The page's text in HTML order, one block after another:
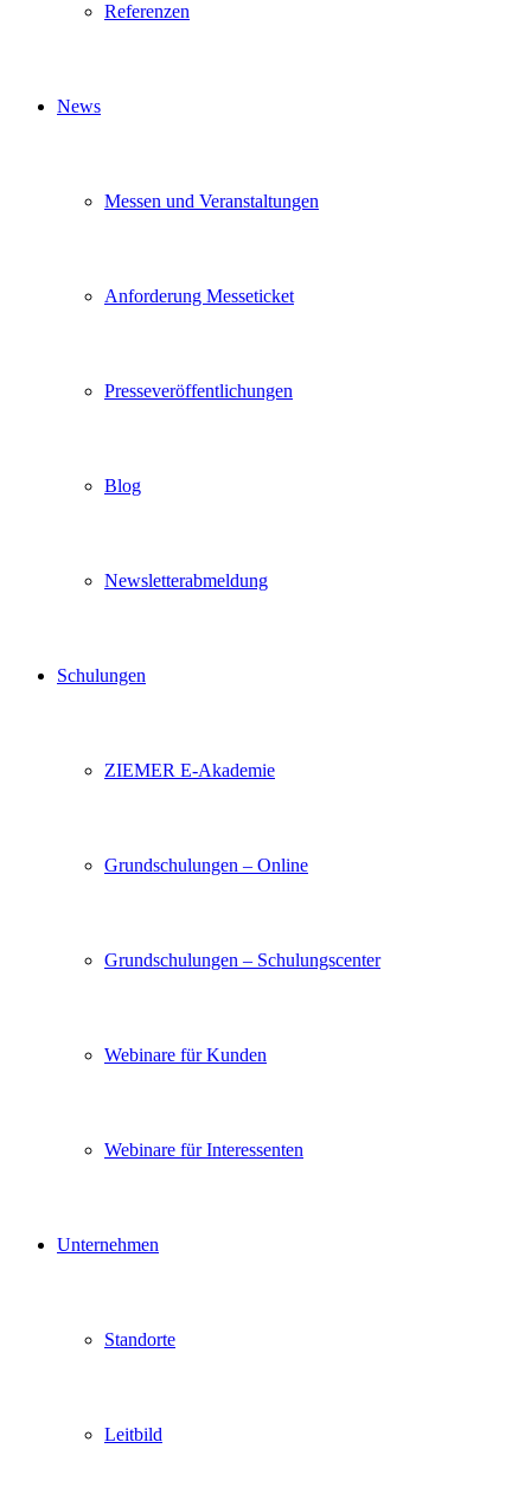
Referenzen
News
Messen und Veranstaltungen
Anforderung Messeticket
Presseveröffentlichungen
Blog
Newsletterabmeldung
Schulungen
ZIEMER E-Akademie
Grundschulungen – Online
Grundschulungen – Schulungscenter
Webinare für Kunden
Webinare für Interessenten
Unternehmen
Standorte
Leitbild